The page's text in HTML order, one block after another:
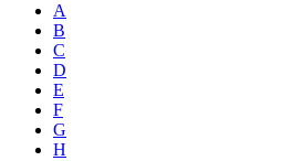
A
B
C
D
E
F
G
H